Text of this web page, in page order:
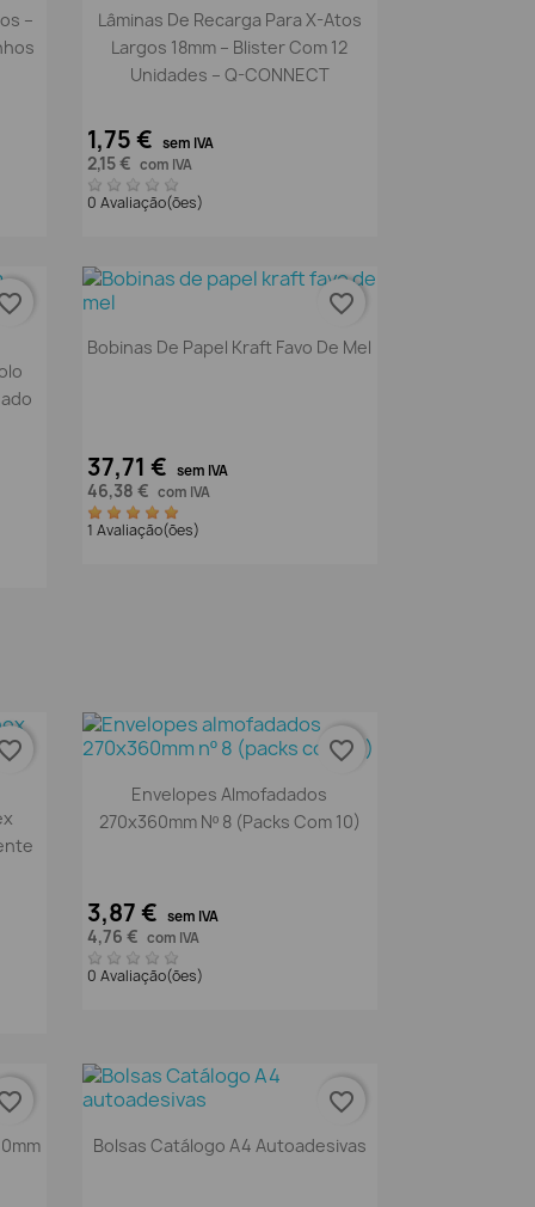
–
Vista rápida
Lâminas De Recarga Para X-Atos
Largos 18mm – Blister Com 12
Unidades – Q-CONNECT
1,75 € sem IVA
2,15 € com IVA
0 Avaliação(ões)
Vista rápida
Bobinas De Papel Kraft Favo De Mel
37,71 € sem IVA
46,38 € com IVA
1 Avaliação(ões)
favorite_border
Vista rápida
Envelopes Almofadados
270x360mm Nº 8 (packs Com 10)
3,87 € sem IVA
4,76 € com IVA
0 Avaliação(ões)
favorite_border
Vista rápida
Bolsas Catálogo A4 Autoadesivas
favorite_border